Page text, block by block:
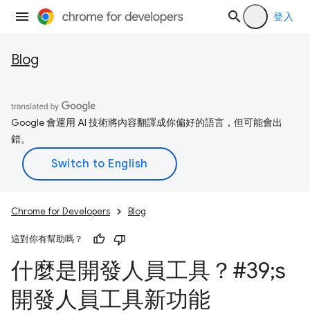
登入
Blog
Google 會運用 AI 技術將內容翻譯成你偏好的語言，但可能會出
錯。
Chrome for Developers Blog
這對你有幫助嗎？
什麼是開發人員工具？#39;s
開發人員工具新功能